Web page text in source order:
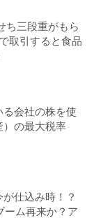
ち三段重がもら
取引すると食品
る会社の株を使
）の最大税率
仕込み時！？
ーム再来か？ア